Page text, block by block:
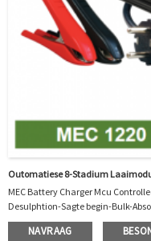
Outomatiese 8-Stadium
MEC Battery Charger Mcu
Desulphtion-Sagte begin-Bulk-
1. Polariteitbeskerming 2. Uitset
Ontkoppel beskerming 5. Oor
NAVRAAG